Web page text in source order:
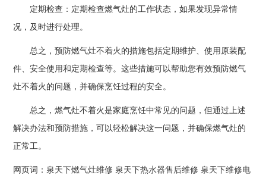
定期检查：定期检查燃气灶的工作状态，如果发现异常情
况，及时进行处理。
总之，预防燃气灶不着火的措施包括定期维护、使用原装配
件、安全使用和定期检查等。这些措施可以帮助您有效预防燃气
灶不着火的问题，并确保烹饪过程的安全。
总之，燃气灶不着火是家庭烹饪中常见的问题，但通过上述
解决办法和预防措施，可以轻松解决这一问题，并确保燃气灶的
正常工。
网页词： 泉天下燃气灶维修 泉天下热水器售后维修 泉天下维修电